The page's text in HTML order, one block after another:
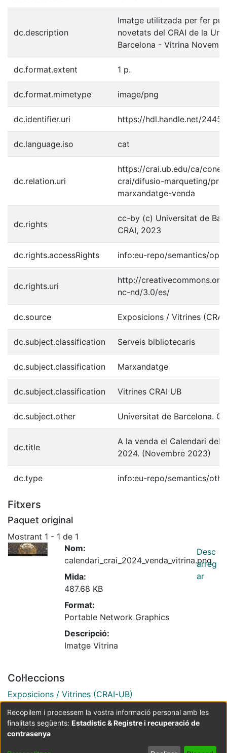
dc.description
Imatge utilitzada per fer
novetats del CRAI de la
Barcelona - Vitrina
dc.format.extent 1 p.
dc.format.mimetype image/png
dc.identifier.uri https://hdl.handle.net/
dc.language.iso cat
dc.relation.uri
https://crai.ub.edu/ca/
crai/difusio-marqueting/
marxandatge-venda
dc.rights
cc-by (c) Universitat de
CRAI, 2023
dc.rights.accessRights info:eu-repo/semantics/
dc.rights.uri
http://
nc-nd/3.0/es/
dc.source Exposicions / Vitrines
dc.subject.classification Serveis bibliotecaris
dc.subject.classification Marxandatge
dc.subject.classification Vitrines CRAI UB
dc.subject.other Universitat de Barcelona.
dc.title
A la venda el Calendari del
2024. (Novembre 2023)
dc.type info:eu-repo/semantics/
Fitxers
Paquet original
Mostrant 1 - 1 de 1
Nom:
calendari_crai_2024_venda_vitrina.png
Mida:
487.68 KB
Format:
Portable Network Graphics
Descripció:
Imatge Vitrina
Desc
arreg
ar
Col·leccions
Exposicions / Vitrines (CRAI-UB)
Coordinació:CRAI UB Avís legal
Metadades
subjectes a:
Configuració
Recopilem i processem la vostra informació personal amb les
finalitats següents: Estadístic & Registre i recuperació de
contrasenya